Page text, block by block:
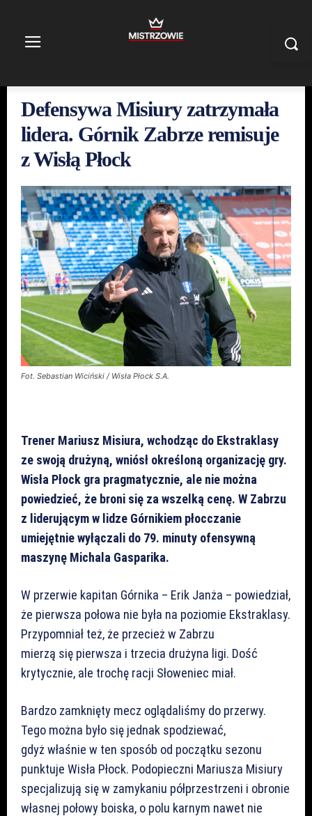
Defensywa Misiury zatrzymała
lidera. Górnik Zabrze remisuje
z Wisłą Płock
Fot. Sebastian Wiciński / Wisła Płock S.A.
Trener Mariusz Misiura, wchodząc do Ekstraklasy
ze swoją drużyną, wniósł określoną organizację gry.
Wisła Płock gra pragmatycznie, ale nie można
powiedzieć, że broni się za wszelką cenę. W Zabrzu
z liderującym w lidze Górnikiem płocczanie
umiejętnie wyłączali do 79. minuty ofensywną
maszynę Michala Gasparika.
W przerwie kapitan Górnika – Erik Janża – powiedział,
że pierwsza połowa nie była na poziomie Ekstraklasy.
Przypomniał też, że przecież w Zabrzu
mierzą się pierwsza i trzecia drużyna ligi. Dość
krytycznie, ale trochę racji Słoweniec miał.
Bardzo zamknięty mecz oglądaliśmy do przerwy.
Tego można było się jednak spodziewać,
gdyż właśnie w ten sposób od początku sezonu
punktuje Wisła Płock. Podopieczni Mariusza Misiury
specjalizują się w zamykaniu półprzestrzeni i obronie
własnej połowy boiska, o polu karnym nawet nie